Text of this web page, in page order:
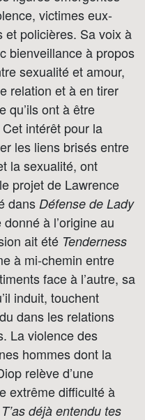
victimes eux-
et policières. Sa voix à
bienveillance à propos
sexualité et amour,
relation et à en tirer
qu’ils ont à être
intérêt pour la
les liens brisés entre
la sexualité, ont
projet de Lawrence
dans Défense de Lady
à l’origine au
ait été Tenderness
à mi-chemin entre
face à l’autre, sa
induit, touchent
dans les relations
La violence des
hommes dont la
relève d’une
extrême difficulté à
T’as déjà entendu tes